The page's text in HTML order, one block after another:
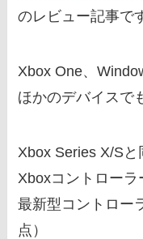
のレビュー記事で
Xbox One、
ほかのデバイスで
Xbox Series X/S
Xboxコントロー
最新型コントロー
点）